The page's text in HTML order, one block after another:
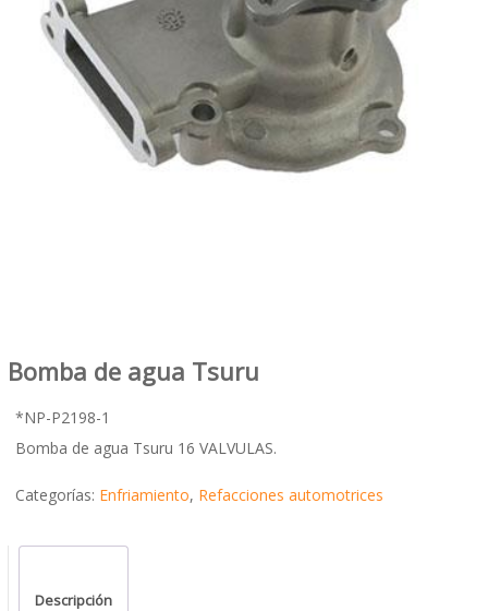
Bomba de agua Tsuru
*NP-P2198-1
Bomba de agua Tsuru 16 VALVULAS.
Categorías: Enfriamiento, Refacciones automotrices
Descripción